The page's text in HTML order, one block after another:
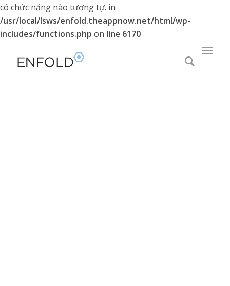
có chức năng nào tương tự. in
/usr/local/lsws/enfold.theappnow.net/html/wp-
includes/functions.php on line 6170